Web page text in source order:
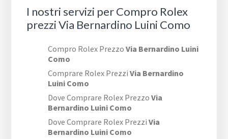
I nostri servizi per Compro Rolex
prezzi Via Bernardino Luini Como
Compro Rolex Prezzo Via Bernardino Luini
Como
Comprare Rolex Prezzi Via Bernardino
Luini Como
Dove Comprare Rolex Prezzo Via
Bernardino Luini Como
Dove Comprare Rolex Prezzi Via
Bernardino Luini Como